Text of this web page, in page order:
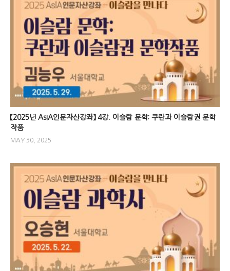
【2025년 AsIA인문자산강좌】 4강. 이슬람 문학: 쿠란과 이슬람권 문학
작품
MAY 30, 2025